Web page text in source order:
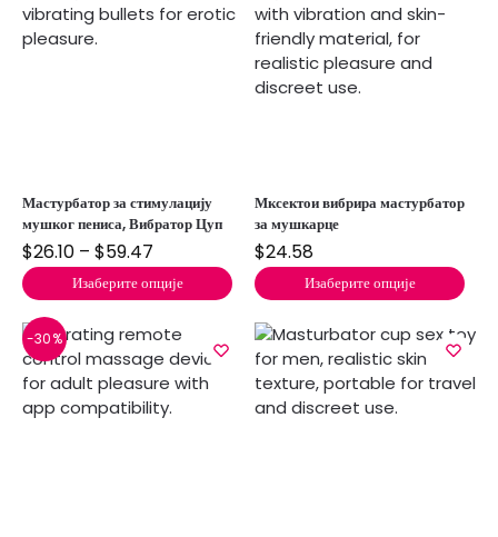
Мастурбатор за стимулацију
мушког пениса, Вибратор Цуп
$26.10 – $59.47
Изаберите опције
Мксектои вибрира мастурбатор
за мушкарце
$24.58
Изаберите опције
-30%